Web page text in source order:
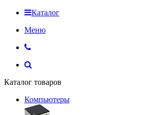
Каталог
Меню
Каталог товаров
Компьютеры